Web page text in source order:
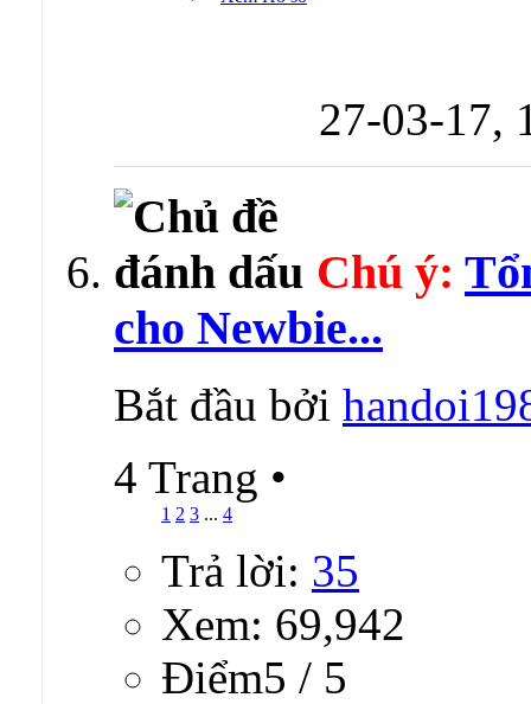
27-03-17,
Chú ý:
cho Newbie...
Bắt đầu bởi
4 Trang •
1 2 3 ... 4
Trả lời: 35
Xem: 69,942
Ðiểm5 / 5